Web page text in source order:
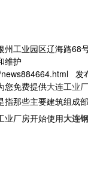
州工业园区辽海路68
维护
发
您免费提供大连工业
指那些主要建筑组成
业厂房开始使用大连